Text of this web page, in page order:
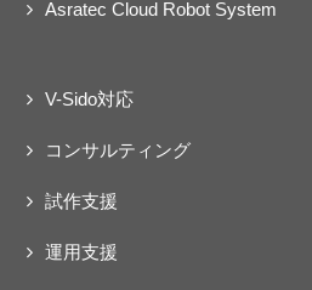
Asratec Cloud Robot System
V-Sido対応
コンサルティング
試作支援
運用支援